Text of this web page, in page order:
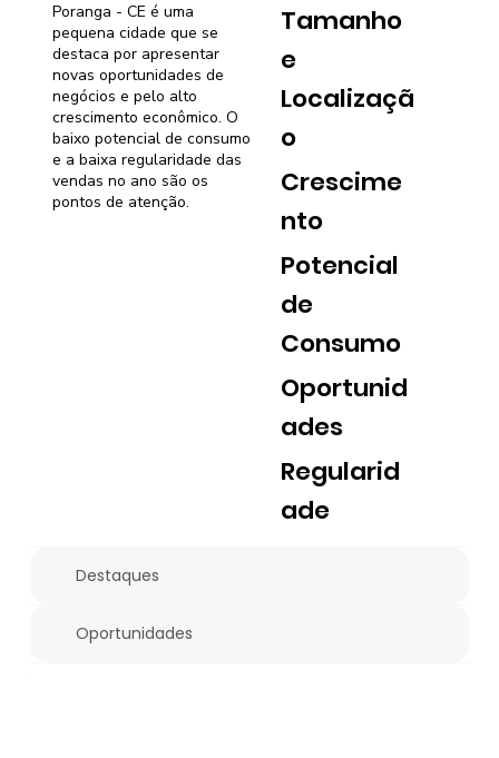
Poranga - CE é uma
pequena cidade que se
destaca por apresentar
novas oportunidades de
negócios e pelo alto
crescimento econômico. O
baixo potencial de consumo
e a baixa regularidade das
vendas no ano são os
pontos de atenção.
Tamanho
e
Localizaçã
o
Crescime
nto
Potencial
de
Consumo
Oportunid
ades
Regularid
ade
Destaques
Oportunidades